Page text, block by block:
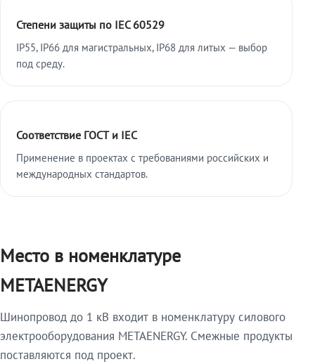
Степени защиты по IEC 60529
IP55, IP66 для магистральных, IP68 для литых — выбор
под среду.
Соответствие ГОСТ и IEC
Применение в проектах с требованиями российских и
международных стандартов.
Место в номенклатуре
METAENERGY
Шинопровод до 1 кВ входит в номенклатуру силового
электрооборудования METAENERGY. Смежные продукты
поставляются под проект.